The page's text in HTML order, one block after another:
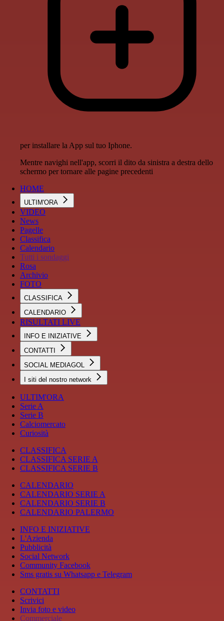
per installare la App sul tuo Iphone.
Mentre navighi nell'app, scorri il dito da sinistra a destra dello
schermo per tornare alle pagine precedenti
HOME
ULTIM'ORA
VIDEO
News
Pagelle
Classifica
Calendario
Tutti i sondaggi
Rosa
Archivio
FOTO
CLASSIFICA
CALENDARIO
RISULTATI LIVE
INFO E INIZIATIVE
CONTATTI
SOCIAL MEDIAGOL
I siti del nostro network
ULTIM'ORA
Serie A
Serie B
Calciomercato
Curiosità
CLASSIFICA
CLASSIFICA SERIE A
CLASSIFICA SERIE B
CALENDARIO
CALENDARIO SERIE A
CALENDARIO SERIE B
CALENDARIO PALERMO
INFO E INIZIATIVE
L'Azienda
Pubblicità
Social Network
Community Facebook
Sms gratis su Whatsapp e Telegram
CONTATTI
Scrivici
Invia foto e video
Commerciale